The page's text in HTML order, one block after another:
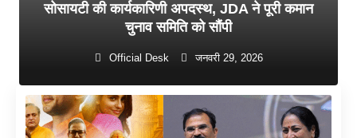
सोसायटी की कार्यकारिणी अपदस्थ, JDA ने पूरी कमान
चुनाव समिति को सौंपी
Official Desk जनवरी 29, 2026